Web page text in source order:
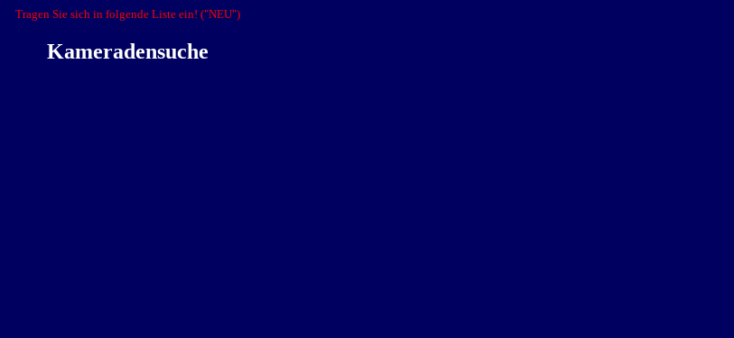
Tragen Sie sich in folgende Liste ein! ("NEU")
Kameradensuche